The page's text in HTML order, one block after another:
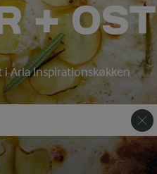
+ OST
Arla Inspirationskøkken